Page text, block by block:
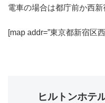
電車の場合は都庁前か西新
[map addr=”東京都新宿区
ヒルトンホテ